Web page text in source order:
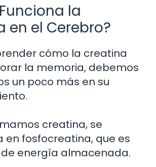
la
en el Cerebro?
cómo la creatina
la memoria, debemos
un poco más en su
creatina, se
en fosfocreatina, que es
energía almacenada.